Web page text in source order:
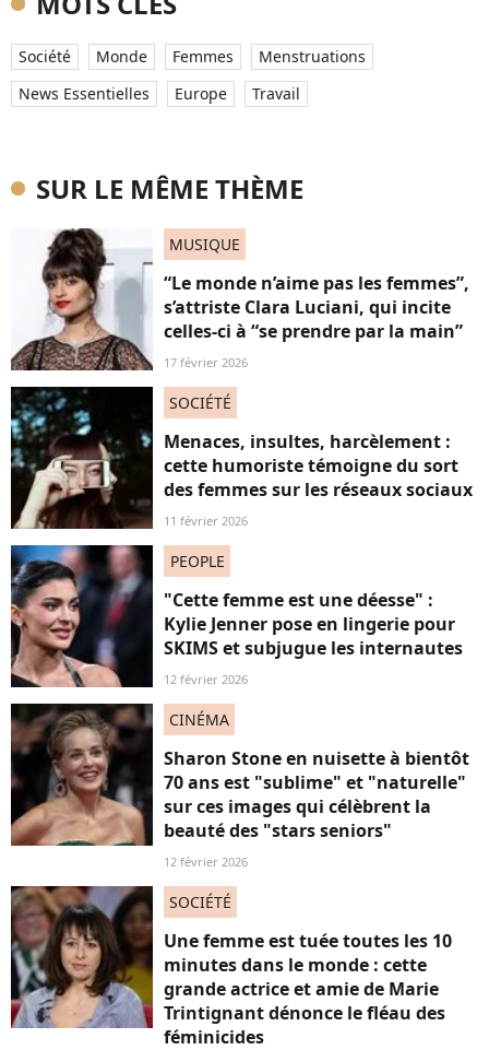
Société Monde Femmes
Menstruations
News Essentielles
Europe Travail
SUR LE MÊME THÈME
MUSIQUE
“Le monde n’aime pas les femmes”,
s’attriste Clara Luciani, qui incite
celles-ci à “se prendre par la main”
17 février 2026
SOCIÉTÉ
Menaces, insultes, harcèlement :
cette humoriste témoigne du sort
des femmes sur les réseaux sociaux
11 février 2026
PEOPLE
"Cette femme est une déesse" :
Kylie Jenner pose en lingerie pour
SKIMS et subjugue les internautes
12 février 2026
CINÉMA
Sharon Stone en nuisette à bientôt
70 ans est "sublime" et "naturelle"
sur ces images qui célèbrent la
beauté des "stars seniors"
12 février 2026
SOCIÉTÉ
Une femme est tuée toutes les 10
minutes dans le monde : cette
grande actrice et amie de Marie
Trintignant dénonce le fléau des
féminicides